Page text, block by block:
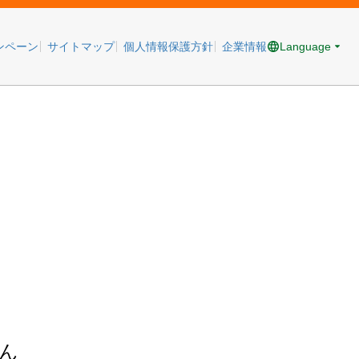
ペーン サイトマップ 個人情報保護方針 企業情報 Language